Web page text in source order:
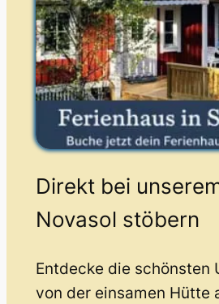
Direkt bei
Novasol stöbern
Entdecke die schönsten
von der einsamen Hütte